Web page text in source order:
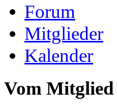
Forum
Mitglieder
Kalender
Vom Mitglied